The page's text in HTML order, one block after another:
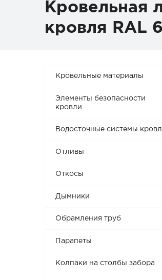
Кровельная
кровля RAL
Кровельные материалы
Элементы безопасности
кровли
Водосточные системы
Отливы
Откосы
Дымники
Обрамления труб
Парапеты
Колпаки на столбы забора